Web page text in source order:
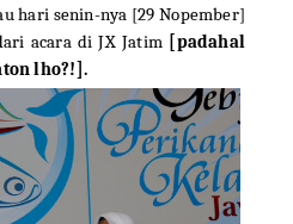
hari senin-nya [29 Nopember]
acara di JX Jatim [padahal
lho?!].